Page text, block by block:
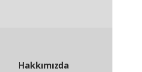
Hakkımızda